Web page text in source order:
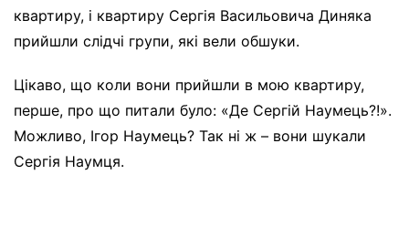
квартиру, і квартиру Сергія Васильовича Диняка
прийшли слідчі групи, які вели обшуки.
Цікаво, що коли вони прийшли в мою квартиру,
перше, про що питали було: «Де Сергій Наумець?!».
Можливо, Ігор Наумець? Так ні ж – вони шукали
Сергія Наумця.